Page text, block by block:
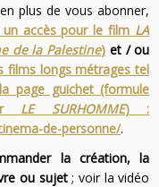
plus de vous abonner,
un accès pour le film LA
de la Palestine) et / ou
films longs métrages tel
page guichet (formule
LE SURHOMME) :
de-personne/.
la création, la
ou sujet; voir la vidéo